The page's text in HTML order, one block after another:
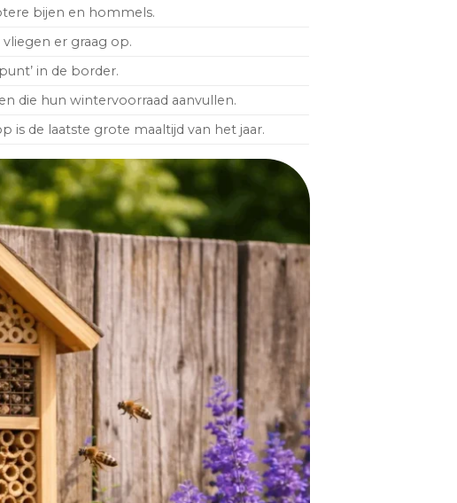
bijen en hommels.
er graag op.
in de border.
die hun wintervoorraad aanvullen.
is de laatste grote maaltijd van het jaar.